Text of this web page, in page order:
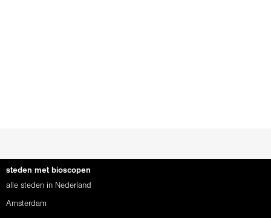
steden met bioscopen
alle steden in Nederland
Amsterdam